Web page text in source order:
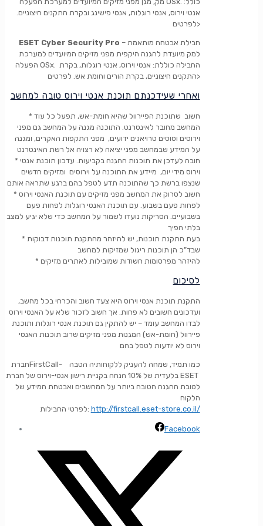
אנטי וירוס, אנטי רוגלות, אנטי פישינג ובקרת התקנים חיצוניים.
לפרטים>
ESET Cyber Security Pro – חבילת אבטחה מותאמת
למק מיועדת להגנה היקפית מפני מזיקים המיועדים למערכת
הפעלה OSx. החבילה כוללת: אנטי וירוס, אנטי רוגלות, בקרת
התקנים חיצוניים, בקרת הורים וחומת אש. לפרטים>
ואחרי שעידכנתם תוכנת אנטי וירוס טובה למחשב
* חשוב שתוכנת הפיירוול שהיא חומת-אש, תפעל כל עוד
המחשב מחובר לאינטרנט. התוכנה מגנה על המחשב גם מפני
וירוסים וסוסים טרויאנים ידועים, מפני התקפות האקרים, ומגנה
על המידע שבמחשב מפני יציאה לא רצויה אל רשת האינטרנט
* חובה לעדכן את תוכנות ההגנה בקביעות. עדכון תוכנת אנטי
וירוס מידי יום, מיידע את התוכנה על וירוסים ומזיקים חדשים
שנצפו ברשת כך שהתוכנה תדע לטפל בהם ברגע שתראה אותם
* חשוב לסרוק את המחשב מפני מזיקים עם תוכנת האנטי וירוס
לפחות פעם בשבוע. עם תוכנת האנטי רוגלות לפחות פעם
בשבועיים. הסריקות נועדו לשמור על המחשב כדי שלא יגיע למצב
בלתי הפיך
* בעת התקנת תוכנות, יש להיזהר מהתקנת תוכנות דבוקות
שבד”כ הן תוכנות ריגול שמזיקות למחשב
* להיזהר מפרסומות חשודות שמובילות לאתרים מזיקים
לסיכום
התקנת תוכנת אנטי וירוס היא צעד חשוב והכרחי בכל מחשב,
ועדכונים חשובים לא פחות. אך חשוב לזכור שלא על האנטי וירוס
לבדו המחשב עומד – יש להתקין גם תוכנת אנטי רוגלות ותוכנת
פיירוול (חומת-אש) המגנות מפני מזיקים שרוב תוכנות האנטי
וירוס לא יודעות לטפל בהם
חברתFirstCall- כמו תמיד, שמחה להעניק ללקוחותיה הטבה
בלעדית של 10% הנחה בקניית רישון אנטי-וירוס של חברת ESET
לטובת ההגנה הטובה ביותר על המחשבים ואבטחת המידע של
הלקוח
לפרטי החבילות: http://firstcall.eset-store.co.il/
Facebook